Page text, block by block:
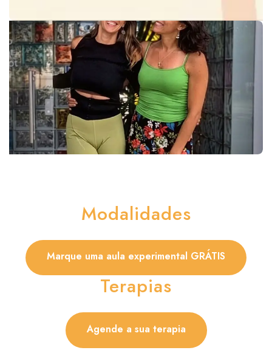
Modalidades
Marque uma aula experimental GRÁTIS
Terapias
Agende a sua terapia